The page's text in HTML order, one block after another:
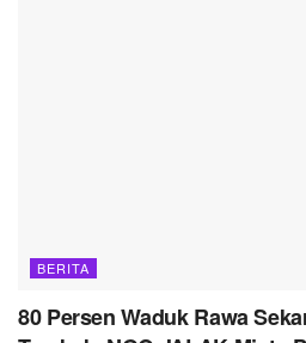
BERITA
80 Persen Waduk Rawa